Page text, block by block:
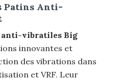
Patins Anti-
anti-vibratiles Big
innovantes et
des vibrations dans
et VRF. Leur